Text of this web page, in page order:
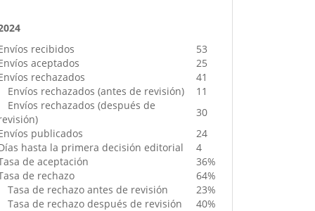
recibidos
53
aceptados
25
rechazados
41
Envíos rechazados (antes de revisión)
11
Envíos rechazados (después de
30
publicados
24
hasta la primera decisión editorial
4
de aceptación
36%
de rechazo
64%
Tasa de rechazo antes de revisión
23%
Tasa de rechazo después de revisión
40%